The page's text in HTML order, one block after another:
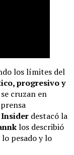
los límites del
progresivo y
cruzan en
destacó la
los describió
pesado y lo